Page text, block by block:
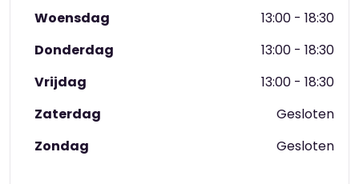
kleiner. Kinderen van de Fontein en de Balans
naar de locatie. Ook met deze scholen werken we
goed samen om gezamenlijk klaar te staan voor uw
kind.
Woensdag
13:00 - 18:30
Donderdag
13:00 - 18:30
Vrijdag
13:00 - 18:30
Zaterdag
Gesloten
Zondag
Gesloten